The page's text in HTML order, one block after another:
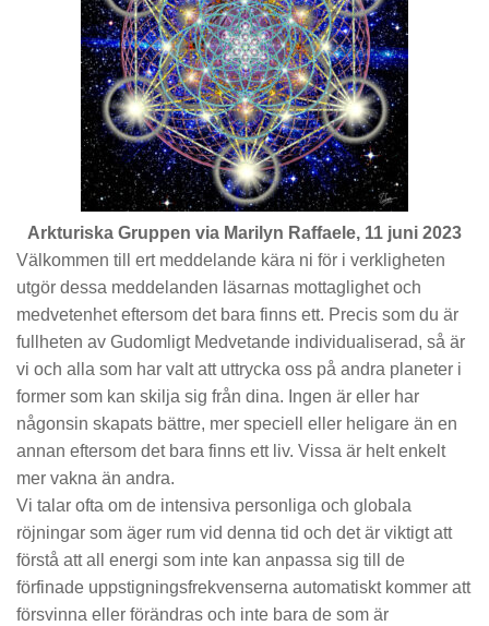
Arkturiska Gruppen via Marilyn Raffaele, 11 juni 2023
Välkommen till ert meddelande kära ni för i verkligheten
utgör dessa meddelanden läsarnas mottaglighet och
medvetenhet eftersom det bara finns ett. Precis som du är
fullheten av Gudomligt Medvetande individualiserad, så är
vi och alla som har valt att uttrycka oss på andra planeter i
former som kan skilja sig från dina. Ingen är eller har
någonsin skapats bättre, mer speciell eller heligare än en
annan eftersom det bara finns ett liv. Vissa är helt enkelt
mer vakna än andra.
Vi talar ofta om de intensiva personliga och globala
röjningar som äger rum vid denna tid och det är viktigt att
förstå att all energi som inte kan anpassa sig till de
förfinade uppstigningsfrekvenserna automatiskt kommer att
försvinna eller förändras och inte bara de som är